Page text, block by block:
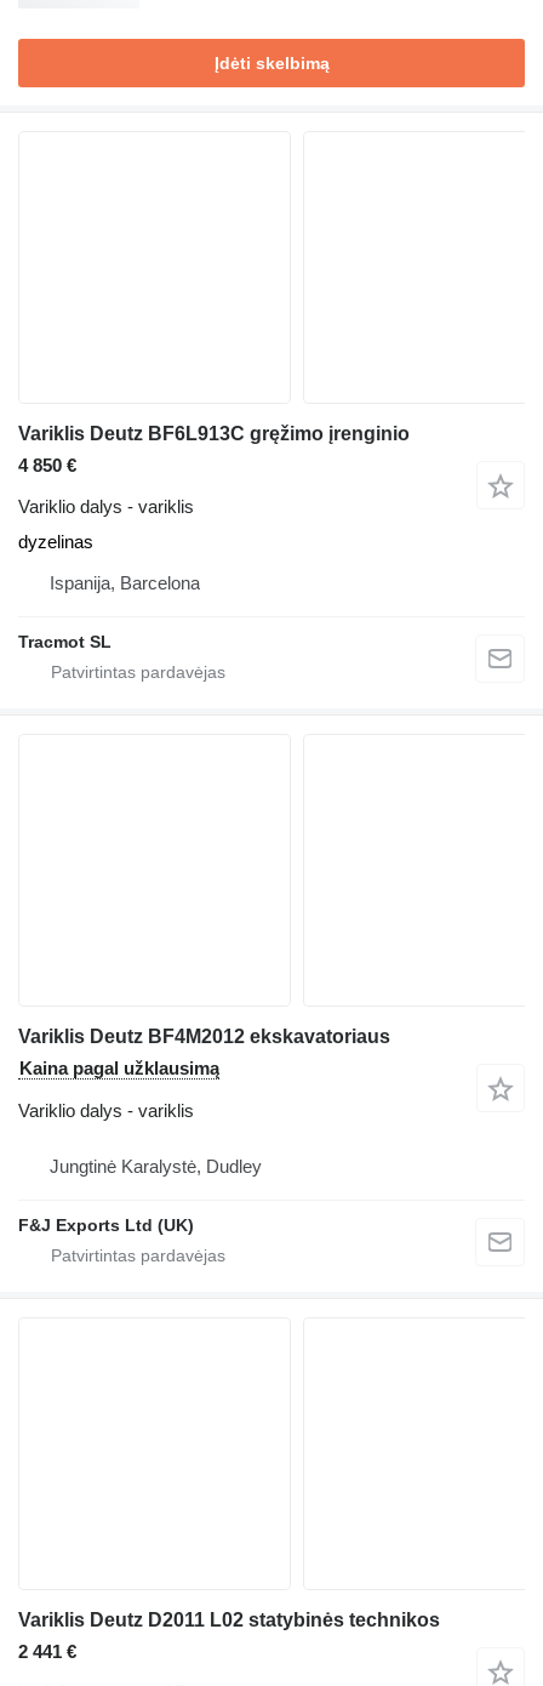
Įdėti skelbimą
Variklis Deutz BF6L913C gręžimo įrenginio
4 850 €
Variklio dalys - variklis
dyzelinas
Ispanija, Barcelona
Tracmot SL
Variklis Deutz BF4M2012 ekskavatoriaus
Kaina pagal užklausimą
Variklio dalys - variklis
Jungtinė Karalystė, Dudley
F&J Exports Ltd (UK)
Variklis Deutz D2011 L02 statybinės technikos
2 441 €